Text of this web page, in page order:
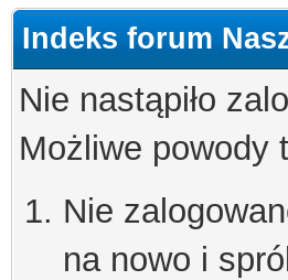
Indeks forum
Nie nastąpiło
Możliwe powody
Nie
na nowo i